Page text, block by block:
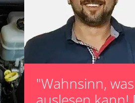
Injektoren
Lamdasonde
Kalibrierung
Parkbremse in
"Wahnsinn,